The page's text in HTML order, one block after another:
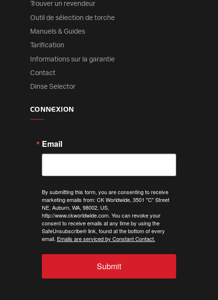
Trouver un revendeur
Outil de sélection de torche
Manuels & Guides
Tarification
Informations sur la garantie
Contact
Dinse Selector
CONNEXION
Email
By submitting this form, you are consenting to receive
marketing emails from: CK Worldwide, 3501 "C" Street
NE, Auburn, WA, 98002, US,
http://www.ckworldwide.com. You can revoke your
consent to receive emails at any time by using the
SafeUnsubscribe® link, found at the bottom of every
email. Emails are serviced by Constant Contact.
Submit